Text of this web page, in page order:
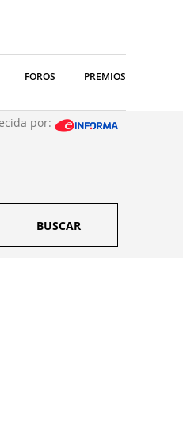
FOROS PREMIOS
por:
BUSCAR